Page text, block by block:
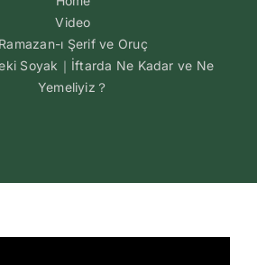
Video
Ramazan-ı Şerif ve Oruç
Soyak｜İftarda Ne Kadar ve Ne
Yemeliyiz？